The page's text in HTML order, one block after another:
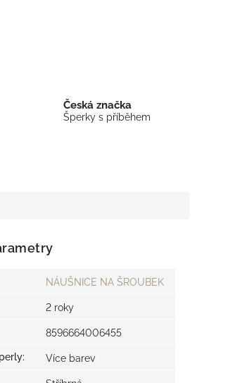
Česká značka
Šperky s příběhem
NÁUŠNICE NA ŠROUBEK
2 roky
8596664006455
: Více barev